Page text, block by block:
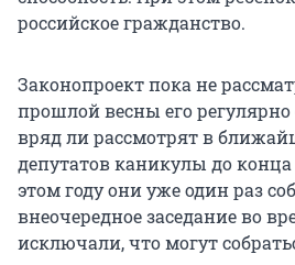
российское гражданство.
Законопроект пока не
прошлой весны его
вряд ли рассмотрят в
депутатов каникулы до конца
этом году они уже один раз
внеочередное заседание во
исключали, что могут